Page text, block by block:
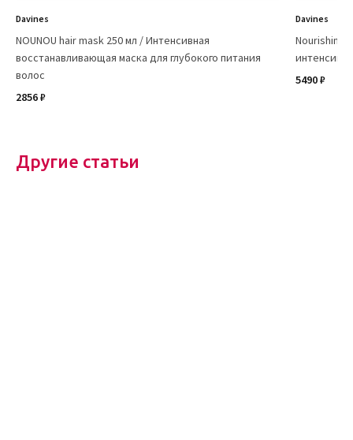
Davines
NOUNOU hair mask 250 мл / Интенсивная
восстанавливающая маска для глубокого питания
волос
2856 ₽
Davines
Nourishing
5490 ₽
Другие статьи